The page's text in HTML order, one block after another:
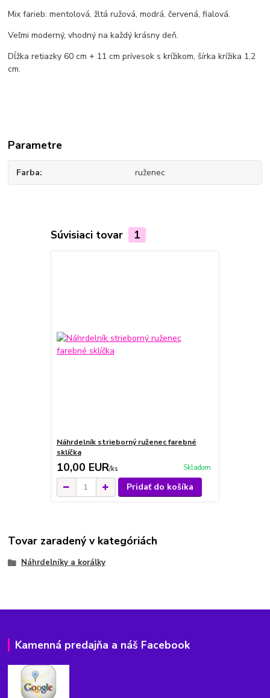
Mix farieb: mentolová, žltá ružová, modrá, červená, fialová.
Veľmi moderný, vhodný na každý krásny deň.
Dĺžka retiazky 60 cm + 11 cm prívesok s krížikom, šírka krížika 1,2
cm.
Parametre
Farba ruženec
Súvisiaci tovar 1
Náhrdelník strieborný ruženec farebné
sklíčka
10,00 EUR/ks Skladom
Pridať do košíka
Tovar zaradený v kategóriách
Náhrdelníky a korálky
Kamenná predajňa a náš Facebook